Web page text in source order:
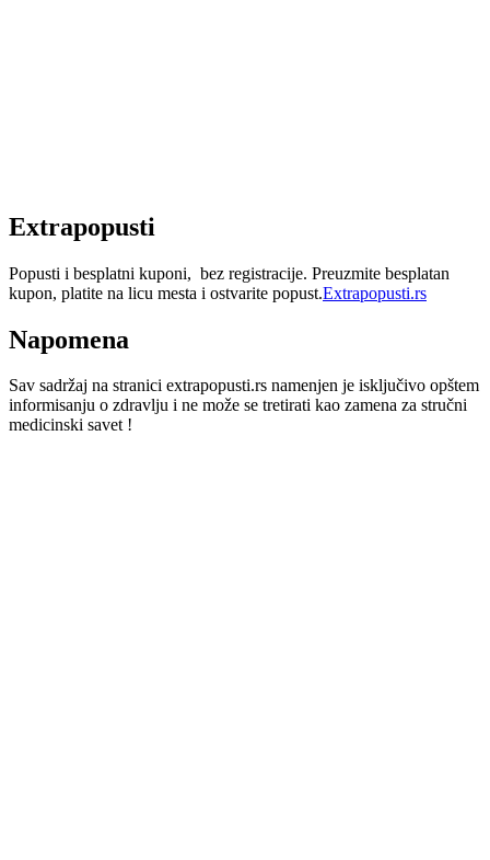
Extrapopusti
Popusti i besplatni kuponi, bez registracije. Preuzmite besplatan
kupon, platite na licu mesta i ostvarite popust.Extrapopusti.rs
Napomena
Sav sadržaj na stranici extrapopusti.rs namenjen je isključivo opštem
informisanju o zdravlju i ne može se tretirati kao zamena za stručni
medicinski savet !